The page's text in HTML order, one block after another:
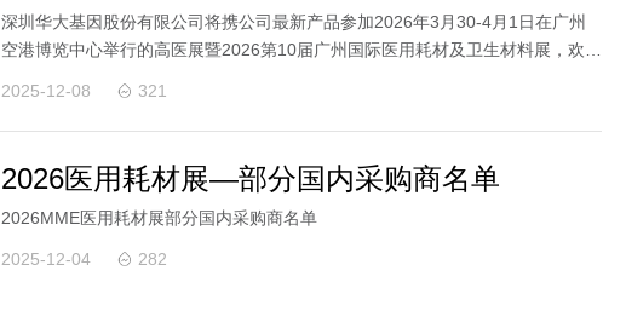
深圳华大基因股份有限公司将携公司最新产品参加2026年3月30-4月1日在广州
空港博览中心举行的高医展暨2026第10届广州国际医用耗材及卫生材料展，欢迎
2025-12-08 321
2026医用耗材展—部分国内采购商名单
2026MME医用耗材展部分国内采购商名单
2025-12-04 282